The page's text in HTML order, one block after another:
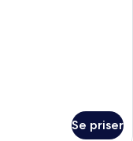
Se priser